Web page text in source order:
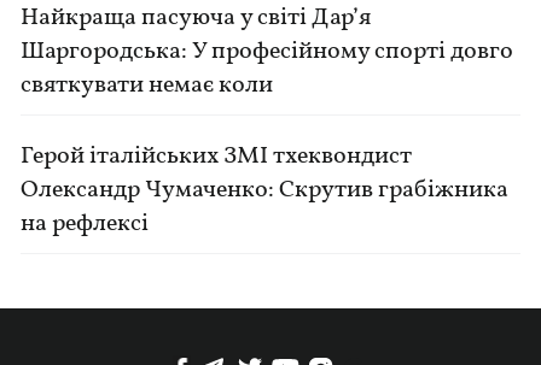
Найкраща пасуюча у світі Дар’я
Шаргородська: У професійному спорті довго
святкувати немає коли
Герой італійських ЗМІ тхеквондист
Олександр Чумаченко: Скрутив грабіжника
на рефлексі